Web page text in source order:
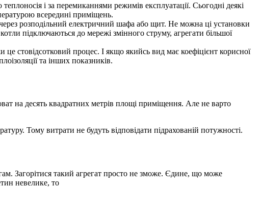
і за перемиканнями режимів експлуатації. Сьогодні деякі
всередині приміщень.
розподільний електричний шафа або щит. Не можна ці установки
підключаються до мережі змінного струму, агрегати більшої
стовідсотковий процес. І якщо якийсь вид має коефіцієнт корисної
та інших показників.
на десять квадратних метрів площі приміщення. Але не варто
Тому витрати не будуть відповідати підрахованій потужності.
Загорітися такий агрегат просто не зможе. Єдине, що може
невелике, то